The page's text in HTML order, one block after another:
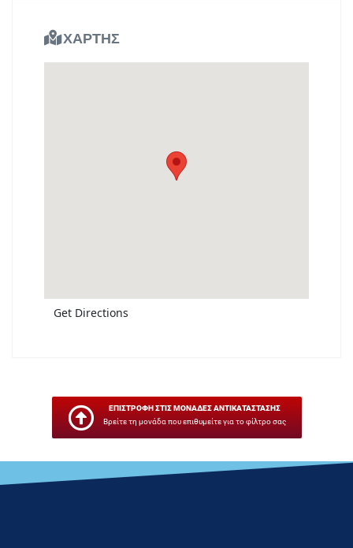
ΧΑΡΤΗΣ
Get Directions
ΕΠΙΣΤΡΟΦΗ ΣΤΙΣ ΜΟΝΑΔΕΣ ΑΝΤΙΚΑΤΑΣΤΑΣΗΣ
Βρείτε τη μονάδα που επιθυμείτε για το φίλτρο σας